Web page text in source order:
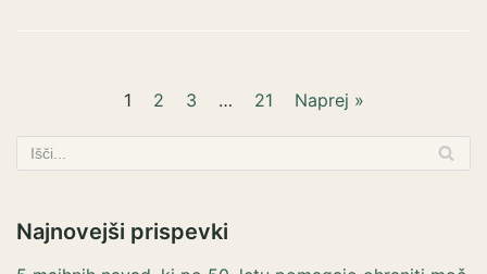
1 2 3 … 21 Naprej »
Najnovejši prispevki